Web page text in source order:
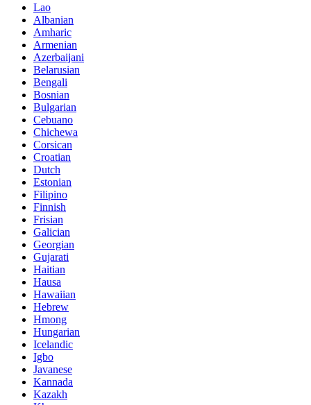
Lao
Albanian
Amharic
Armenian
Azerbaijani
Belarusian
Bengali
Bosnian
Bulgarian
Cebuano
Chichewa
Corsican
Croatian
Dutch
Estonian
Filipino
Finnish
Frisian
Galician
Georgian
Gujarati
Haitian
Hausa
Hawaiian
Hebrew
Hmong
Hungarian
Icelandic
Igbo
Javanese
Kannada
Kazakh